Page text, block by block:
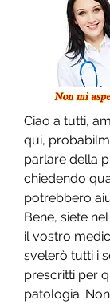
Ciao a tutti,
qui,
parlare della
chiedendo
potrebbero
Bene, siete
il vostro
svelerò tutti i
prescritti per
patologia.